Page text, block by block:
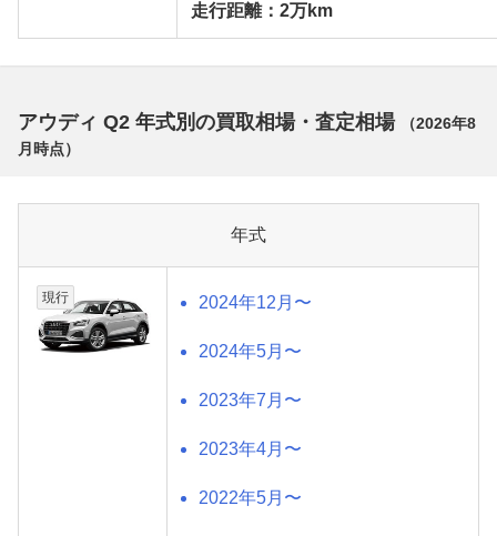
走行距離：2万km
アウディ Q2 年式別の買取相場・査定相場 （2026年8
月 時点）
年式
現行 2024年12月〜
2024年5月〜
2023年7月〜
2023年4月〜
2022年5月〜